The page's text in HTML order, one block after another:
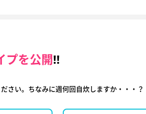
プを公開!!
さい。ちなみに週何回自炊しますか・・・？